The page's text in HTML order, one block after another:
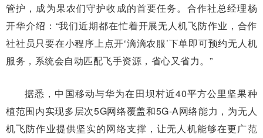
管护，成为果农们守护收成的首要任务。合作社总经理杨
开华介绍：“我们近期都在忙着开展无人机飞防作业，合作
社社员只要在小程序上点开‘滴滴农服’下单即可预约无人机
服务，系统会自动匹配飞手资源，省心又省力。”
据悉，中国移动与华为在田坝村近40平方公里坚果种
植范围内实现多层次5G网络覆盖和5G-A网络能力，为无人
机飞防作业提供坚实的网络支撑，让无人机能够在更广范